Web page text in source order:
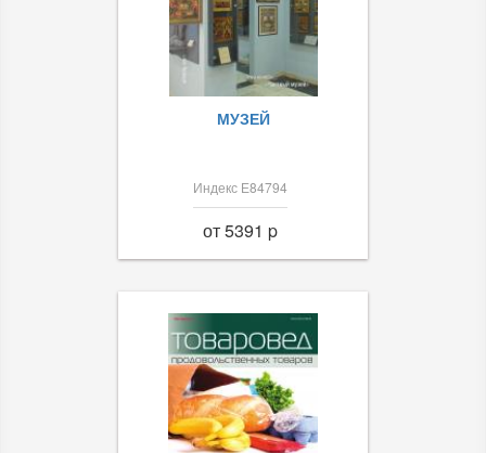
МУЗЕЙ
Индекс Е84794
от 5391 p